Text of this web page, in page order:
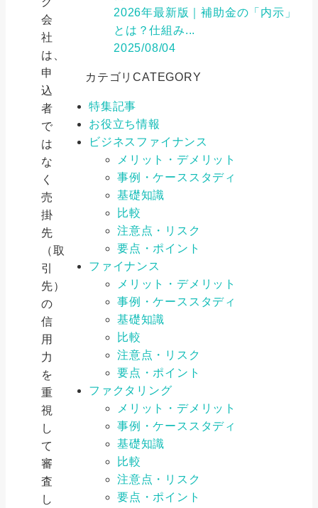
会
社
は、
申
込
者
で
は
な
く
売
掛
先
（取
引
先）
の
信
用
力
を
重
視
し
て
審
査
し
2026年最新版｜補助金の「内示」
とは？仕組み...
2025/08/04
カテゴリCATEGORY
特集記事
お役立ち情報
ビジネスファイナンス
メリット・デメリット
事例・ケーススタディ
基礎知識
比較
注意点・リスク
要点・ポイント
ファイナンス
メリット・デメリット
事例・ケーススタディ
基礎知識
比較
注意点・リスク
要点・ポイント
ファクタリング
メリット・デメリット
事例・ケーススタディ
基礎知識
比較
注意点・リスク
要点・ポイント